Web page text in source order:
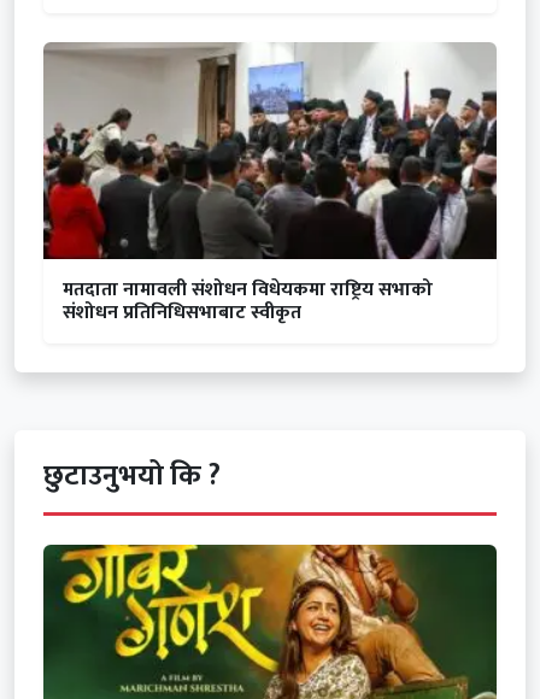
मतदाता नामावली संशोधन विधेयकमा राष्ट्रिय सभाको
संशोधन प्रतिनिधिसभाबाट स्वीकृत
छुटाउनुभयो कि ?